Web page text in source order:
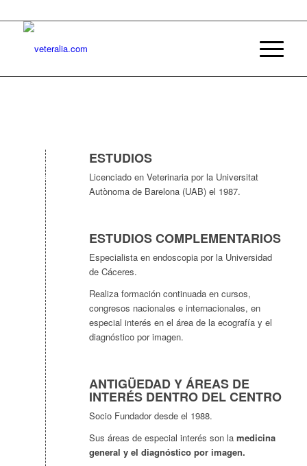
ESTUDIOS
Licenciado en Veterinaria por la Universitat
Autònoma de Barelona (UAB) el 1987.
ESTUDIOS COMPLEMENTARIOS
Especialista en endoscopia por la Universidad
de Cáceres.
Realiza formación continuada en cursos,
congresos nacionales e internacionales, en
especial interés en el área de la ecografía y el
diagnóstico por imagen.
ANTIGÜEDAD Y ÁREAS DE
INTERÉS DENTRO DEL CENTRO
Socio Fundador desde el 1988.
Sus áreas de especial interés son la medicina
general y el diagnóstico por imagen.